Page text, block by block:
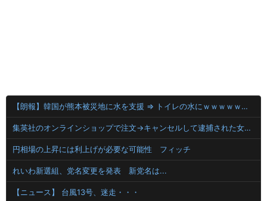
【朗報】韓国が熊本被災地に水を支援 ⇒ トイレの水にｗｗｗｗｗｗｗ
集英社のオンラインショップで注文→キャンセルして逮捕された女性 無茶苦茶やっていた
円相場の上昇には利上げが必要な可能性 フィッチ
れいわ新選組、党名変更を発表 新党名は...
【ニュース】 台風13号、迷走・・・